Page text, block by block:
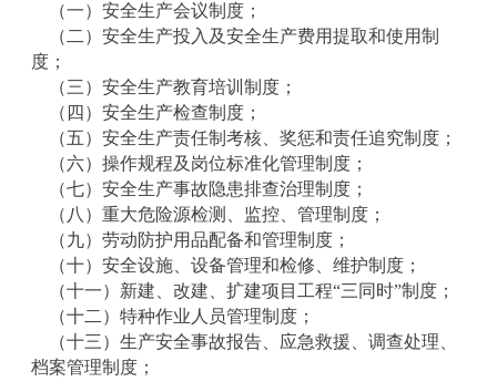
（一）安全生产会议制度；
（二）安全生产投入及安全生产费用提取和使用制
度；
（三）安全生产教育培训制度；
（四）安全生产检查制度；
（五）安全生产责任制考核、奖惩和责任追究制度；
（六）操作规程及岗位标准化管理制度；
（七）安全生产事故隐患排查治理制度；
（八）重大危险源检测、监控、管理制度；
（九）劳动防护用品配备和管理制度；
（十）安全设施、设备管理和检修、维护制度；
（十一）新建、改建、扩建项目工程“三同时”制度；
（十二）特种作业人员管理制度；
（十三）生产安全事故报告、应急救援、调查处理、
档案管理制度；